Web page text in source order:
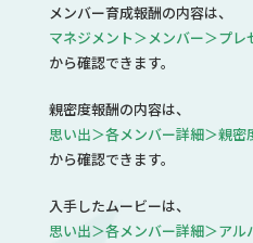
メンバー育成報酬の内容は、
マネジメント＞メンバー＞プレ
から確認できます。
親密度報酬の内容は、
思い出＞各メンバー詳細＞親密
から確認できます。
入手したムービーは、
思い出＞各メンバー詳細＞アル